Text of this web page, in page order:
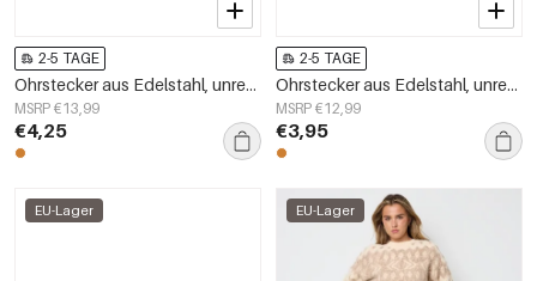
2-5 TAGE
Ohrstecker aus Edelstahl, unregelmäßige Form, schlichte Alltags-Serie, Damenschmuck
MSRP €13,99
€4,25
2-5 TAGE
Ohrstecker aus Edelstahl, unregelmäßige Form, schlichte Alltags-Serie, Damenschmuck
MSRP €12,99
€3,95
EU-Lager EU-Lager